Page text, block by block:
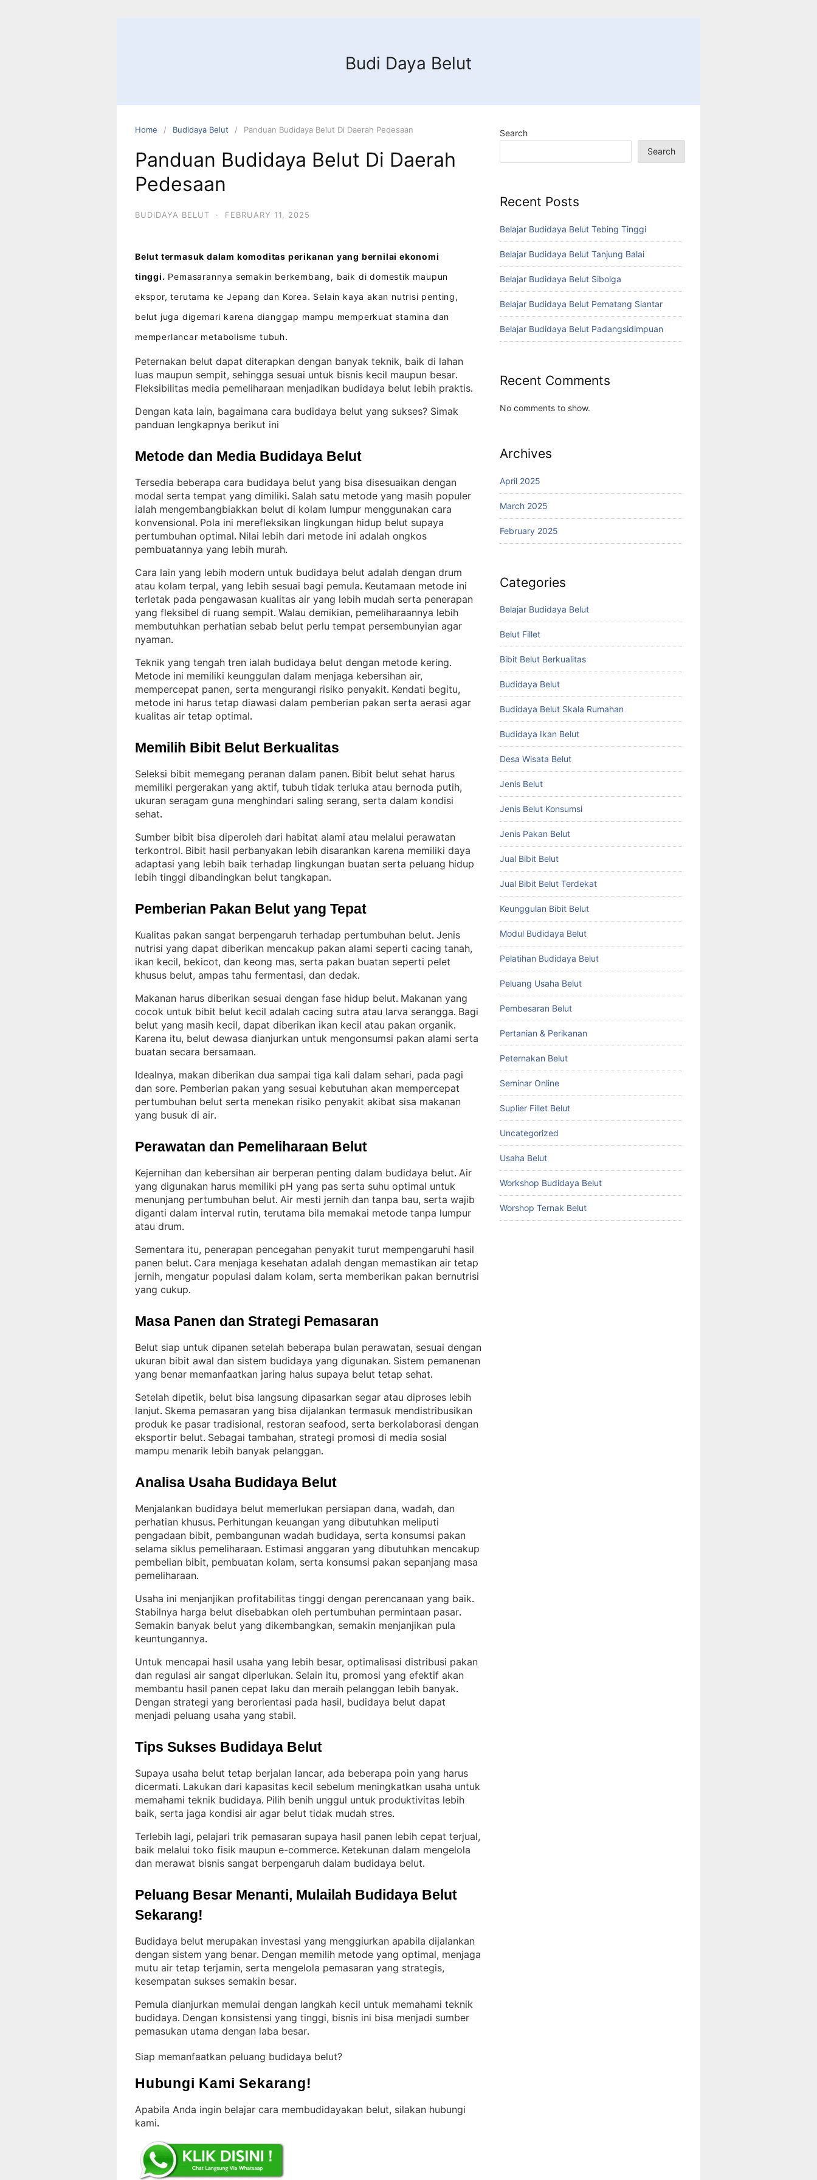
Budi Daya Belut
Home Budidaya Belut Panduan Budidaya Belut Di Daerah Pedesaan
Panduan Budidaya Belut Di Daerah
Pedesaan
BUDIDAYA BELUT · FEBRUARY 11, 2025
Belut termasuk dalam komoditas perikanan yang bernilai ekonomi
tinggi. Pemasarannya semakin berkembang, baik di domestik maupun
ekspor, terutama ke Jepang dan Korea. Selain kaya akan nutrisi penting,
belut juga digemari karena dianggap mampu memperkuat stamina dan
memperlancar metabolisme tubuh.
Peternakan belut dapat diterapkan dengan banyak teknik, baik di lahan
luas maupun sempit, sehingga sesuai untuk bisnis kecil maupun besar
Fleksibilitas media pemeliharaan menjadikan budidaya belut lebih praktis.
Dengan kata lain, bagaimana cara budidaya belut yang sukses? Simak
panduan lengkapnya berikut ini
Metode dan Media Budidaya Belut
Tersedia beberapa cara budidaya belut yang bisa disesuaikan dengan
modal serta tempat yang dimiliki. Salah satu metode yang masih populer
ialah mengembangbiakkan belut di kolam lumpur menggunakan cara
konvensional. Pola ini merefleksikan lingkungan hidup belut supaya
pertumbuhan optimal. Nilai lebih dari metode ini adalah ongkos
pembuatannya yang lebih murah.
Cara lain yang lebih modern untuk budidaya belut adalah dengan drum
atau kolam terpal, yang lebih sesuai bagi pemula. Keutamaan metode ini
terletak pada pengawasan kualitas air yang lebih mudah serta penerapan
yang fleksibel di ruang sempit. Walau demikian, pemeliharaannya lebih
membutuhkan perhatian sebab belut perlu tempat persembunyian agar
nyaman.
Teknik yang tengah tren ialah budidaya belut dengan metode kering
Metode ini memiliki keunggulan dalam menjaga kebersihan air,
mempercepat panen, serta mengurangi risiko penyakit. Kendati begitu,
metode ini harus tetap diawasi dalam pemberian pakan serta aerasi agar
kualitas air tetap optimal.
Memilih Bibit Belut Berkualitas
Seleksi bibit memegang peranan dalam panen. Bibit belut sehat harus
memiliki pergerakan yang aktif, tubuh tidak terluka atau bernoda putih,
ukuran seragam guna menghindari saling serang, serta dalam kondisi
sehat.
Sumber bibit bisa diperoleh dari habitat alami atau melalui perawatan
terkontrol. Bibit hasil perbanyakan lebih disarankan karena memiliki daya
adaptasi yang lebih baik terhadap lingkungan buatan serta peluang hidup
lebih tinggi dibandingkan belut tangkapan.
Pemberian Pakan Belut yang Tepat
Kualitas pakan sangat berpengaruh terhadap pertumbuhan belut. Jenis
nutrisi yang dapat diberikan mencakup pakan alami seperti cacing tanah,
ikan kecil, bekicot, dan keong mas, serta pakan buatan seperti pelet
khusus belut, ampas tahu fermentasi, dan dedak.
Makanan harus diberikan sesuai dengan fase hidup belut. Makanan yang
cocok untuk bibit belut kecil adalah cacing sutra atau larva serangga. Bagi
belut yang masih kecil, dapat diberikan ikan kecil atau pakan organik
Karena itu, belut dewasa dianjurkan untuk mengonsumsi pakan alami serta
buatan secara bersamaan.
Idealnya, makan diberikan dua sampai tiga kali dalam sehari, pada pagi
dan sore. Pemberian pakan yang sesuai kebutuhan akan mempercepat
pertumbuhan belut serta menekan risiko penyakit akibat sisa makanan
yang busuk di air.
Perawatan dan Pemeliharaan Belut
Kejernihan dan kebersihan air berperan penting dalam budidaya belut. Air
yang digunakan harus memiliki pH yang pas serta suhu optimal untuk
menunjang pertumbuhan belut. Air mesti jernih dan tanpa bau, serta wajib
diganti dalam interval rutin, terutama bila memakai metode tanpa lumpur
atau drum.
Sementara itu, penerapan pencegahan penyakit turut mempengaruhi hasil
panen belut. Cara menjaga kesehatan adalah dengan memastikan air tetap
jernih, mengatur populasi dalam kolam, serta memberikan pakan bernutrisi
yang cukup.
Masa Panen dan Strategi Pemasaran
Belut siap untuk dipanen setelah beberapa bulan perawatan, sesuai dengan
ukuran bibit awal dan sistem budidaya yang digunakan. Sistem pemanenan
yang benar memanfaatkan jaring halus supaya belut tetap sehat.
Setelah dipetik, belut bisa langsung dipasarkan segar atau diproses lebih
lanjut. Skema pemasaran yang bisa dijalankan termasuk mendistribusikan
produk ke pasar tradisional, restoran seafood, serta berkolaborasi dengan
eksportir belut. Sebagai tambahan, strategi promosi di media sosial
mampu menarik lebih banyak pelanggan.
Analisa Usaha Budidaya Belut
Menjalankan budidaya belut memerlukan persiapan dana, wadah, dan
perhatian khusus. Perhitungan keuangan yang dibutuhkan meliputi
pengadaan bibit, pembangunan wadah budidaya, serta konsumsi pakan
selama siklus pemeliharaan. Estimasi anggaran yang dibutuhkan mencakup
pembelian bibit, pembuatan kolam, serta konsumsi pakan sepanjang masa
pemeliharaan.
Usaha ini menjanjikan profitabilitas tinggi dengan perencanaan yang baik
Stabilnya harga belut disebabkan oleh pertumbuhan permintaan pasar
Semakin banyak belut yang dikembangkan, semakin menjanjikan pula
keuntungannya.
Untuk mencapai hasil usaha yang lebih besar, optimalisasi distribusi pakan
dan regulasi air sangat diperlukan. Selain itu, promosi yang efektif akan
membantu hasil panen cepat laku dan meraih pelanggan lebih banyak
Dengan strategi yang berorientasi pada hasil, budidaya belut dapat
menjadi peluang usaha yang stabil.
Tips Sukses Budidaya Belut
Supaya usaha belut tetap berjalan lancar, ada beberapa poin yang harus
dicermati. Lakukan dari kapasitas kecil sebelum meningkatkan usaha untuk
memahami teknik budidaya. Pilih benih unggul untuk produktivitas lebih
baik, serta jaga kondisi air agar belut tidak mudah stres.
Terlebih lagi, pelajari trik pemasaran supaya hasil panen lebih cepat terjual,
baik melalui toko fisik maupun e-commerce. Ketekunan dalam mengelola
dan merawat bisnis sangat berpengaruh dalam budidaya belut.
Peluang Besar Menanti, Mulailah Budidaya Belut
Sekarang!
Budidaya belut merupakan investasi yang menggiurkan apabila dijalankan
dengan sistem yang benar. Dengan memilih metode yang optimal, menjaga
mutu air tetap terjamin, serta mengelola pemasaran yang strategis,
kesempatan sukses semakin besar.
Pemula dianjurkan memulai dengan langkah kecil untuk memahami teknik
budidaya. Dengan konsistensi yang tinggi, bisnis ini bisa menjadi sumber
pemasukan utama dengan laba besar.
Siap memanfaatkan peluang budidaya belut?
Hubungi Kami Sekarang!
Apabila Anda ingin belajar cara membudidayakan belut, silakan hubungi
kami.
Search
Search
Recent Posts
Belajar Budidaya Belut Tebing Tinggi
Belajar Budidaya Belut Tanjung Balai
Belajar Budidaya Belut Sibolga
Belajar Budidaya Belut Pematang Siantar
Belajar Budidaya Belut Padangsidimpuan
Recent Comments
No comments to show.
Archives
April 2025
March 2025
February 2025
Categories
Belajar Budidaya Belut
Belut Fillet
Bibit Belut Berkualitas
Budidaya Belut
Budidaya Belut Skala Rumahan
Budidaya Ikan Belut
Desa Wisata Belut
Jenis Belut
Jenis Belut Konsumsi
Jenis Pakan Belut
Jual Bibit Belut
Jual Bibit Belut Terdekat
Keunggulan Bibit Belut
Modul Budidaya Belut
Pelatihan Budidaya Belut
Peluang Usaha Belut
Pembesaran Belut
Pertanian & Perikanan
Peternakan Belut
Seminar Online
Suplier Fillet Belut
Uncategorized
Usaha Belut
Workshop Budidaya Belut
Worshop Ternak Belut